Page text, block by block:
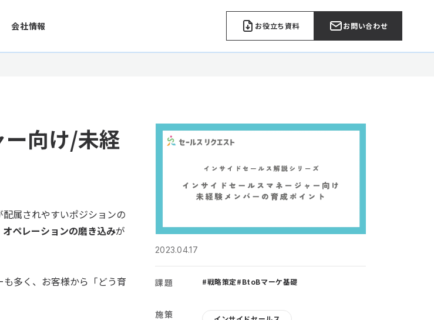
会社情報 お役立ち資料 お問い合わせ
ー向け/未経
属されやすいポジションの
オペレーションの磨き込みが
多く、お客様から「どう育
2023.04.17
課題 #戦略策定#BtoBマーケ基礎
施策